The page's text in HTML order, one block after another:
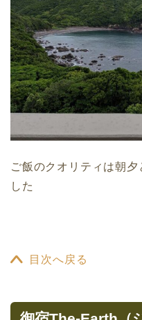
ご飯のクオリティは朝
した
目次へ戻る